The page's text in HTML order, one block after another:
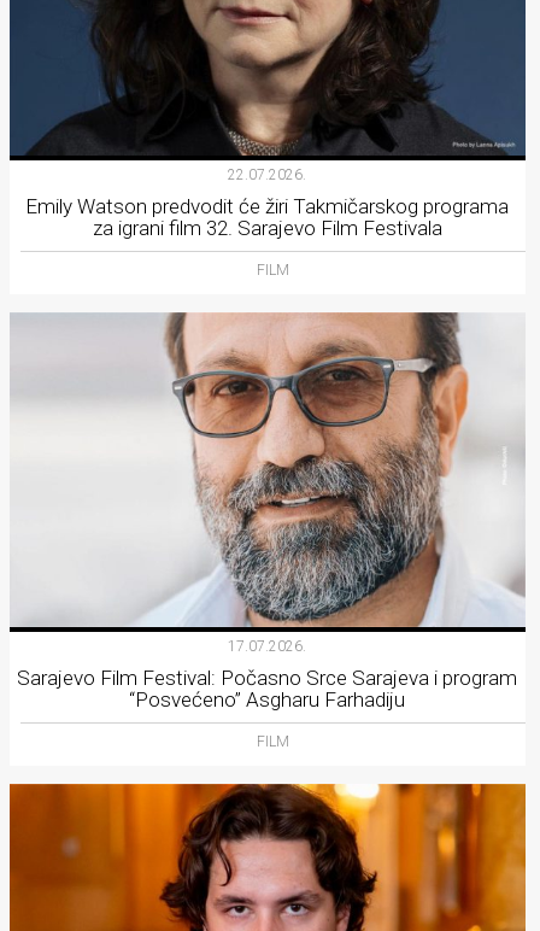
22.07.2026.
Emily Watson predvodit će žiri Takmičarskog programa
za igrani film 32. Sarajevo Film Festivala
FILM
17.07.2026.
Sarajevo Film Festival: Počasno Srce Sarajeva i program
“Posvećeno” Asgharu Farhadiju
FILM